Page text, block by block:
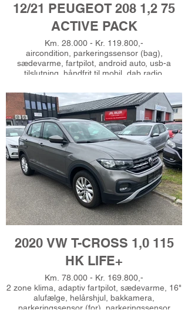
12/21 PEUGEOT 208 1,2 75
ACTIVE PACK
Km. 28.000 - Kr. 119.800,-
aircondition, parkeringssensor (bag),
sædevarme, fartpilot, android auto, usb-a
tilslutning, håndfrit til mobil, dab radio,
helårshjul, 4x el-ruder, el-klapbare sidespejle,
led kørelys, kørecomputer, multifunktionsrat,
læderrat, højdejust. førersæde, splitbagsæde,
fjernb. centrallås, udv. temp. måler, automatisk
start/stop, automatisk lys, 6 airbags, esp,
vognbaneassistent, isofix, dæktryksmåler,
mørktonede ruder i bag, skiltegenkendelse,
bagagerumsdækken, service ok, Gerne
finansiering, Ring for prøvekørsel - Tlf
51625485
2020 VW T-CROSS 1,0 115
HK LIFE+
Km. 78.000 - Kr. 169.800,-
2 zone klima, adaptiv fartpilot, sædevarme, 16"
alufælge, helårshjul, bakkamera,
parkeringssensor (for), parkeringssensor